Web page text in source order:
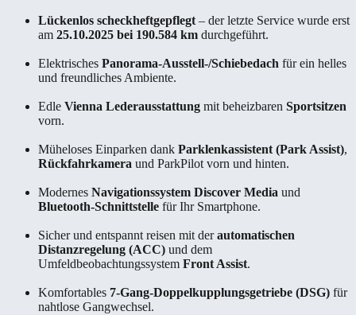
Lückenlos scheckheftgepflegt – der letzte Service wurde erst
am 25.10.2025 bei 190.584 km durchgeführt.
Elektrisches Panorama-Ausstell-/Schiebedach für ein helles
und freundliches Ambiente.
Edle Vienna Lederausstattung mit beheizbaren Sportsitzen
vorn.
Müheloses Einparken dank Parklenkassistent (Park Assist),
Rückfahrkamera und ParkPilot vorn und hinten.
Modernes Navigationssystem Discover Media und
Bluetooth-Schnittstelle für Ihr Smartphone.
Sicher und entspannt reisen mit derautomatischen
Distanzregelung (ACC) und dem
Umfeldbeobachtungssystem Front Assist.
Komfortables 7-Gang-Doppelkupplungsgetriebe (DSG) für
nahtlose Gangwechsel.